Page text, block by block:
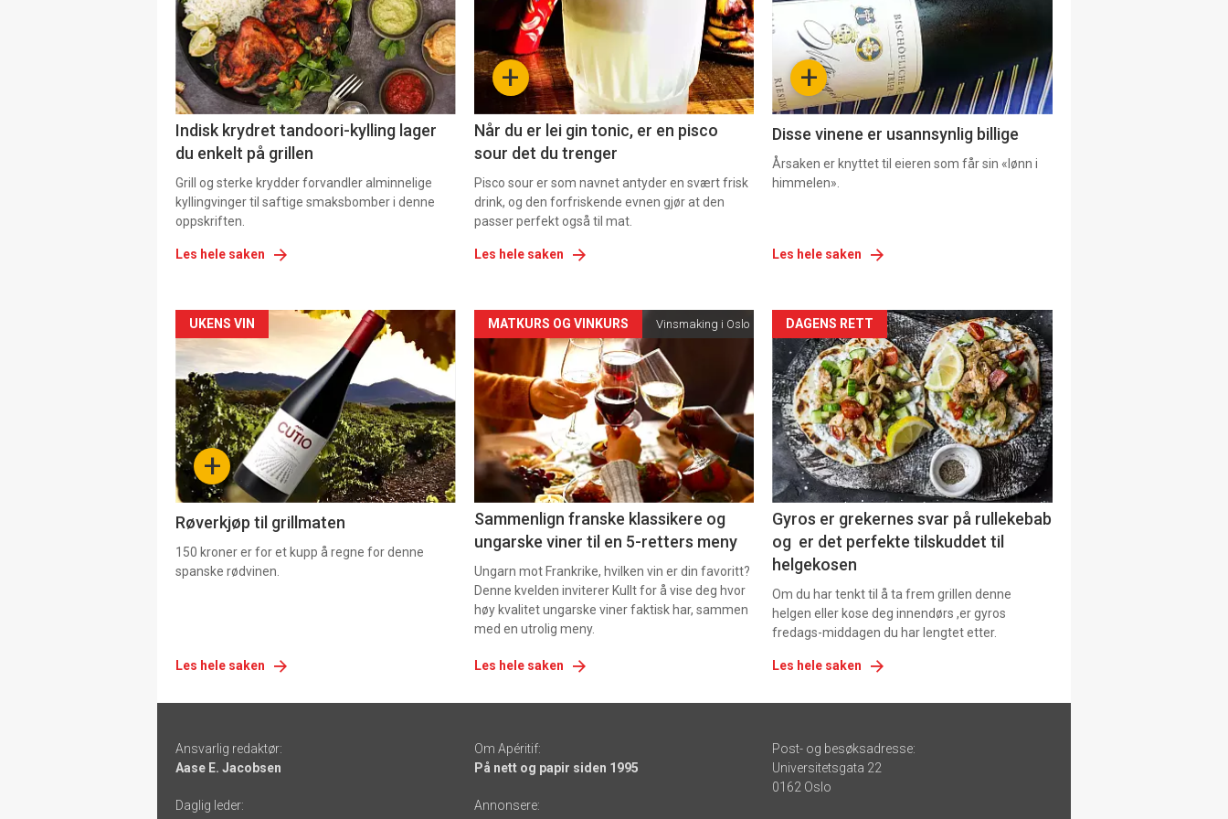
Indisk krydret tandoori-kylling lager
du enkelt på grillen
Grill og sterke krydder forvandler alminnelige
kyllingvinger til saftige smaksbomber i denne
oppskriften.
Les hele saken
nå
-
+
Når du er lei gin tonic, er en pisco
sour det du trenger
Pisco sour er som navnet antyder en svært frisk
drink, og den forfriskende evnen gjør at den
passer perfekt også til mat.
Les hele saken
nå
3 +
Disse vinene er usannsynlig billige
Årsaken er knyttet til eieren som får sin «lønn i
himmelen».
Les hele saken
Forsiden
akkurat
nå
-
4 +
UKENS VIN
Røverkjøp til grillmaten
150 kroner er for et kupp å regne for denne
spanske rødvinen.
Les hele saken
Forsiden
akkurat
nå
-
5
MATKURS OG VINKURS Vinsmaking i Oslo
Sammenlign franske klassikere og
ungarske viner til en 5-retters meny
Ungarn mot Frankrike, hvilken vin er din favoritt?
Denne kvelden inviterer Kullt for å vise deg hvor
høy kvalitet ungarske viner faktisk har, sammen
med en utrolig meny.
Les hele saken
Forsiden
akkurat
nå
-
6
DAGENS RETT
Gyros er grekernes svar på rullekebab
og er det perfekte tilskuddet til
helgekosen
Om du har tenkt til å ta frem grillen denne
helgen eller kose deg innendørs ,er gyros
fredags-middagen du har lengtet etter.
Les hele saken
-
links
Ansvarlig redaktør:
Aase E. Jacobsen
Daglig leder:
Om Apéritif:
På nett og papir siden 1995
Annonsere:
Post- og besøksadresse:
Universitetsgata 22
0162 Oslo